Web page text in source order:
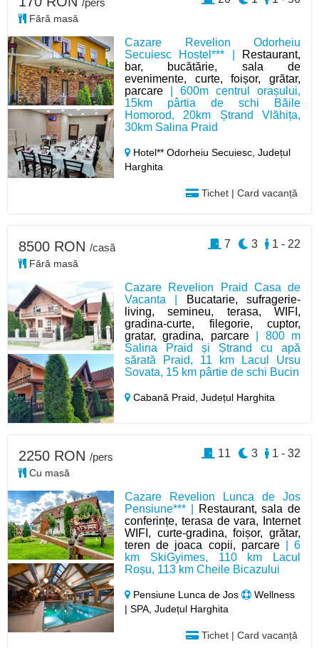
Cazare Revelion Odorheiu
Secuiesc Hostel*** |
Restaurant,
bar, bucătărie, sala de
evenimente, curte, foișor, grătar,
parcare | 600m centrul orașului,
15km pârtia de schi Băile
Homorod, 20km Ștrand Vlăhița,
30km Salina Praid
Hotel** Odorheiu Secuiesc,Județul
Harghita
Tichet | Card vacanță
/pers
Fără masă
Cazare Revelion Praid Casa de
Vacanta |
Bucatarie, sufragerie-
living, semineu, terasa, WIFI,
gradina-curte, filegorie, cuptor,
gratar, gradina, parcare| 800 m
Salina Praid și Ștrand cu apă
sărată Praid, 11 km Lacul Ursu
Sovata, 15 km pârtie de schi Bucin
Cabană Praid,Județul Harghita
8500 RON /casă
Fără masă
1 - 22
3
7
Cazare Revelion Lunca de Jos
Pensiune*** |
Restaurant, sala de
conferințe, terasa de vara, Internet
WIFI, curte-gradina, foișor, grătar,
teren de joaca copii, parcare| 6
km SkiGyimes, 110 km Lacul
Roșu, 113 km Cheile Bicazului
Pensiune Lunca de Jos
Wellness
| SPA, Județul Harghita
Tichet | Card vacanță
2250 RON /pers
Cu masă
1 - 32
3
11